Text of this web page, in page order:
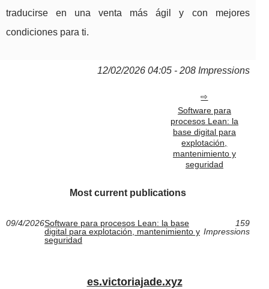
traducirse en una venta más ágil y con mejores
condiciones para ti.
12/02/2026 04:05 - 208 Impressions
Software para
procesos Lean: la
base digital para
explotación,
mantenimiento y
seguridad
Most current publications
09/4/2026Software para procesos Lean: la base
digital para explotación, mantenimiento y
seguridad
159
Impressions
es.victoriajade.xyz